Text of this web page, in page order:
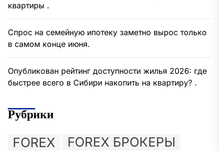
квартиры .
Спрос на семейную ипотеку заметно вырос только
в самом конце июня.
Опубликован рейтинг доступности жилья 2026: где
быстрее всего в Сибири накопить на квартиру? .
Рубрики
FOREX FOREX БРОКЕРЫ